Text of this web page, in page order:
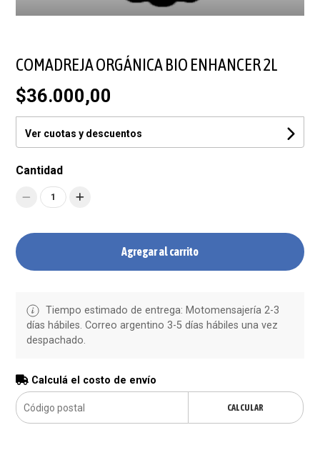
COMADREJA ORGÁNICA BIO ENHANCER 2L
$36.000,00
Ver cuotas y descuentos
Cantidad
1
Agregar al carrito
Tiempo estimado de entrega: Motomensajería 2-3
días hábiles. Correo argentino 3-5 días hábiles una vez
despachado.
Calculá el costo de envío
CALCULAR